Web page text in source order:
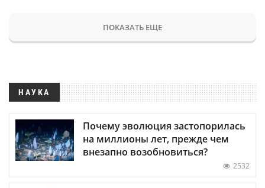
ПОКАЗАТЬ ЕЩЕ
НАУКА
Почему эволюция застопорилась
на миллионы лет, прежде чем
внезапно возобновиться?
2532